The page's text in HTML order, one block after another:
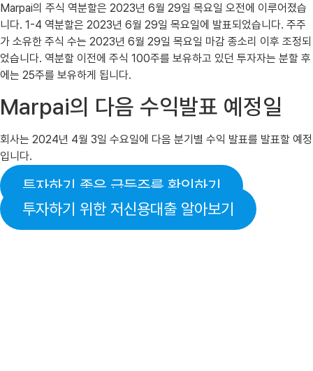
Marpai의 주식 역분할은 2023년 6월 29일 목요일 오전에 이루어졌습
니다. 1-4 역분할은 2023년 6월 29일 목요일에 발표되었습니다. 주주
가 소유한 주식 수는 2023년 6월 29일 목요일 마감 종소리 이후 조정되
었습니다. 역분할 이전에 주식 100주를 보유하고 있던 투자자는 분할 후
에는 25주를 보유하게 됩니다.
Marpai의 다음 수익발표 예정일
회사는 2024년 4월 3일 수요일에 다음 분기별 수익 발표를 발표할 예정
입니다.
투자하기 좋은 급등주를 확인하기
투자하기 위한 저신용대출 알아보기